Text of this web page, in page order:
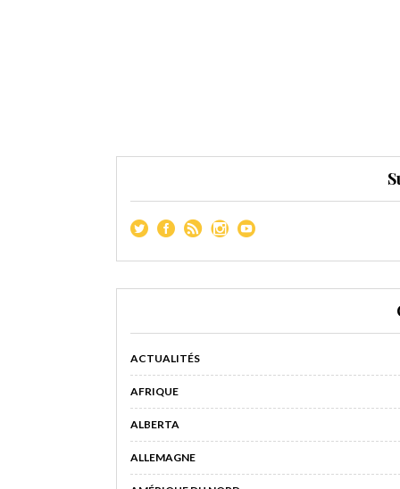
ACTUALITÉS
AFRIQUE
ALBERTA
ALLEMAGNE